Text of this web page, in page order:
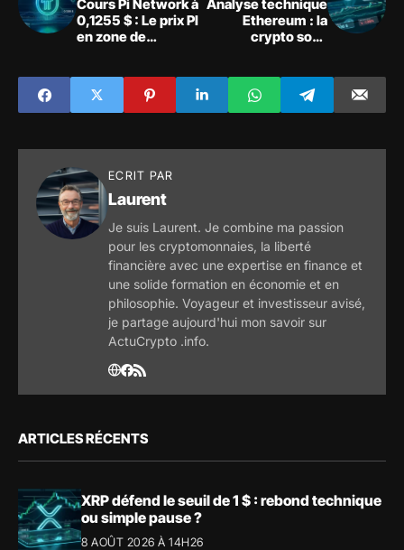
Cours Pi Network à
0,1255 $ : Le prix PI
en zone de
Analyse technique
Ethereum : la
crypto sous
645 $
ECRIT PAR
Laurent
Je suis Laurent. Je combine ma passion
pour les cryptomonnaies, la liberté
financière avec une expertise en finance et
une solide formation en économie et en
philosophie. Voyageur et investisseur avisé,
je partage aujourd'hui mon savoir sur
ActuCrypto .info.
ARTICLES RÉCENTS
XRP défend le seuil de 1 $ : rebond technique
ou simple pause ?
8 AOÛT 2026 À 14H26